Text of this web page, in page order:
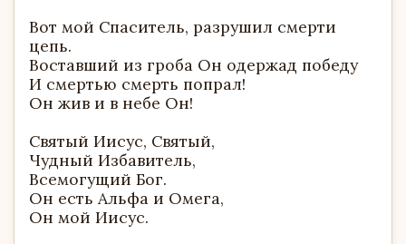
Вот мой Спаситель, разрушил смерти
цепь.
Воставший из гроба Он одержад победу
И смертью смерть попрал!
Он жив и в небе Он!
Святый Иисус, Святый,
Чудный Избавитель,
Всемогущий Бог.
Он есть Альфа и Омега,
Он мой Иисус.